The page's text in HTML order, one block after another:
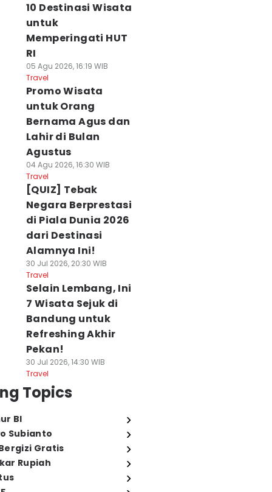
10 Destinasi Wisata
untuk
Memperingati HUT
RI
05 Agu 2026, 16:19 WIB
Travel
Promo Wisata
untuk Orang
Bernama Agus dan
Lahir di Bulan
Agustus
04 Agu 2026, 16:30 WIB
Travel
[QUIZ] Tebak
Negara Berprestasi
di Piala Dunia 2026
dari Destinasi
Alamnya Ini!
30 Jul 2026, 20:30 WIB
Travel
Selain Lembang, Ini
7 Wisata Sejuk di
Bandung untuk
Refreshing Akhir
Pekan!
30 Jul 2026, 14:30 WIB
Travel
Topics
BI
Subianto
Gratis
Rupiah